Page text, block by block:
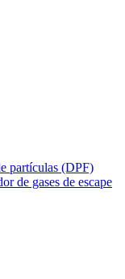
partículas (DPF)
de gases de escape